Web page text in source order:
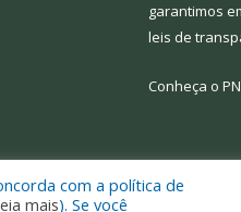
garantimos
leis de
Conheça o
Mapa do Site
com a política de
mais). Se você